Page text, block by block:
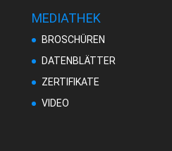
MEDIATHEK
BROSCHÜREN
DATENBLÄTTER
ZERTIFIKATE
VIDEO